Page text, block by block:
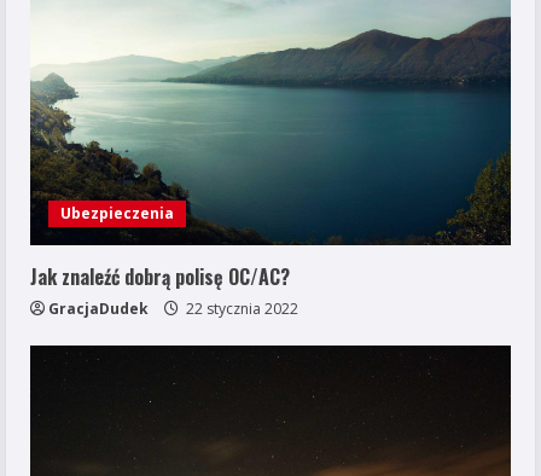
Ubezpieczenia
Jak znaleźć dobrą polisę OC/AC?
GracjaDudek 22 stycznia 2022